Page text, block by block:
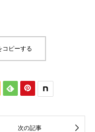
コピーする
 
次の記事 